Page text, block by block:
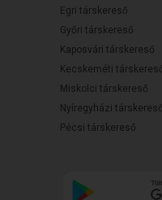
Egri társkereső
Győri társkereső
Kaposvári társkereső
Kecskeméti
Miskolci társkereső
Nyíregyházi társkereső
Pécsi társkereső